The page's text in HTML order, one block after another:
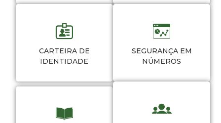
CARTEIRA DE
IDENTIDADE
SEGURANÇA EM
NÚMEROS